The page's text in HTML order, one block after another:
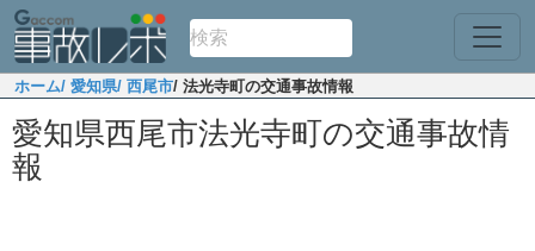
ホーム/ 愛知県/ 西尾市/ 法光寺町の交通事故情報
愛知県西尾市法光寺町の交通事故情
報